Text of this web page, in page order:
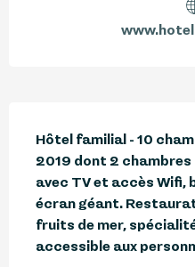
Hôtel familial - 10
2019 dont 2
avec TV et accès Wifi,
écran géant.
fruits de mer,
accessible aux